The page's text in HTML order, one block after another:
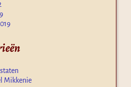
Mikkenie